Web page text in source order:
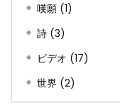
嘆願 (1)
詩 (3)
ビデオ (17)
世界 (2)